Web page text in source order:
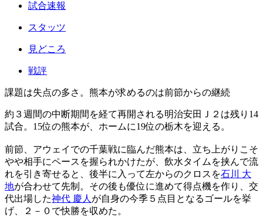
試合速報
スタッツ
見どころ
戦評
課題は失点の多さ。熊本が求めるのは前節からの継続
約３週間の中断期間を経て再開される明治安田Ｊ２は残り14
試合。15位の熊本が、ホームに19位の栃木を迎える。
前節、アウェイでの千葉戦に臨んだ熊本は、立ち上がりこそ
やや相手にペースを握られかけたが、飲水タイムを挟んで流
れを引き寄せると、後半に入って左からのクロスを石川 大
地が合わせて先制。その後も優位に進めて得点機を作り、交
代出場した神代 慶人 が自身の今季５点目となるゴールを挙
げ、２－０で快勝を収めた。